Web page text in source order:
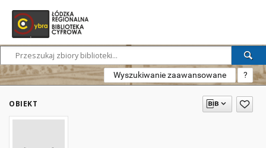
Wyszukiwanie zaawansowane ?
OBIEKT